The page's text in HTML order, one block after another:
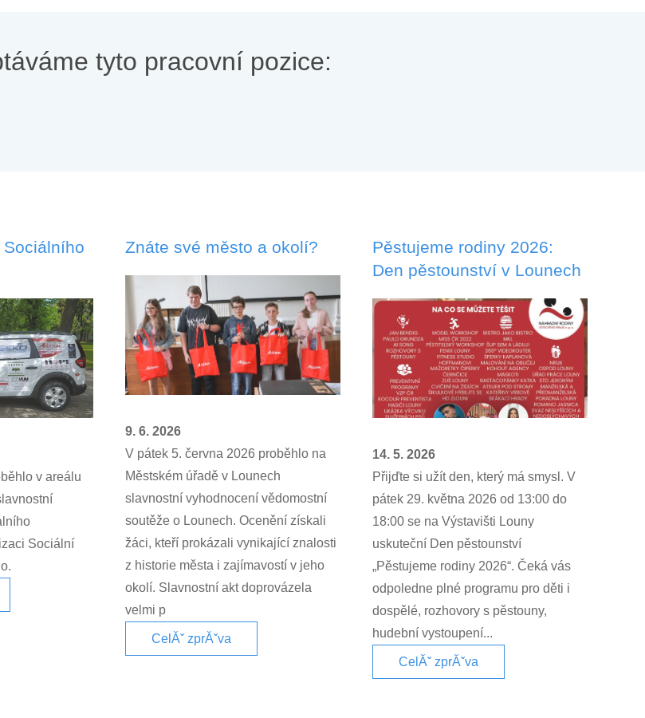
tyto pracovní pozice:
v areálu
Sociální
Znáte své město a okolí?
9. 6. 2026
V pátek 5. června 2026 proběhlo na
Městském úřadě v Lounech
slavnostní vyhodnocení vědomostní
soutěže o Lounech. Ocenění získali
žáci, kteří prokázali vynikající znalosti
z historie města i zajímavostí v jeho
okolí. Slavnostní akt doprovázela
velmi p
CelĂˇ zprĂˇva
Pěstujeme rodiny 2026:
Den pěstounství v Lounech
14. 5. 2026
Přijďte si užít den, který má smysl. V
pátek 29. května 2026 od 13:00 do
18:00 se na Výstavišti Louny
uskuteční Den pěstounství
„Pěstujeme rodiny 2026“. Čeká vás
odpoledne plné programu pro děti i
dospělé, rozhovory s pěstouny,
hudební vystoupení...
CelĂˇ zprĂˇva